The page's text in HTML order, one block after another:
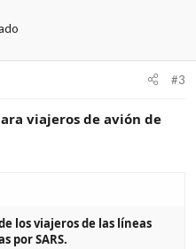
#3
viajeros de avión de
los viajeros de las líneas
por SARS.